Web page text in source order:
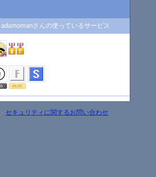
adamomanさんの使っているサービス
- セキュリティに関するお問い合わせ